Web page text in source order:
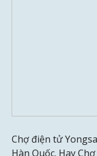
Chợ điện tử
Hàn Quốc. Hay